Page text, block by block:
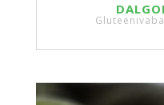
Gluteenivaba